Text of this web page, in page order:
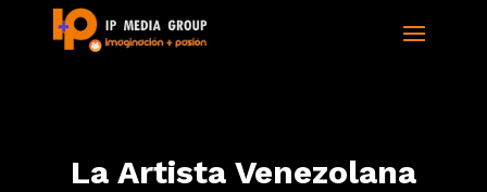
La Artista Venezolana